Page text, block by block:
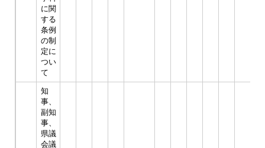
に関
する
条例
の制
定に
つい
て
知
事、
副知
事、
県議
会議